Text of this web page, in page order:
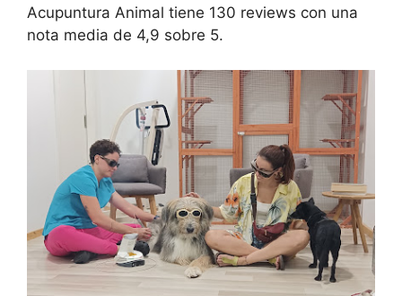
Acupuntura Animal tiene 130 reviews con una
nota media de 4,9 sobre 5.